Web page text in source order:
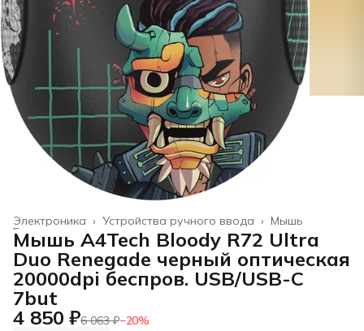
Мышь
Устройства ручного ввода ›
Электроника ›
Главная
Мышь A4Tech Bloody R72 Ultra
Duo Renegade черный оптическая
20000dpi беспров. USB/USB-C
7but
4 850 ₽6 063 ₽−20%